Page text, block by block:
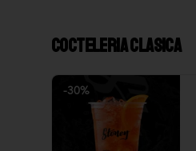
Cocteleria Clasica
-30%